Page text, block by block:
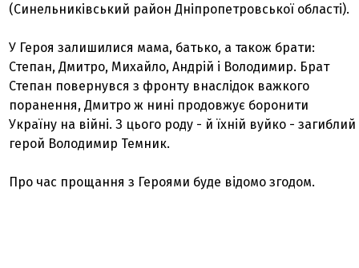
(Синельниківський район Дніпропетровської області).
У Героя залишилися мама, батько, а також брати:
Степан, Дмитро, Михайло, Андрій і Володимир. Брат
Степан повернувся з фронту внаслідок важкого
поранення, Дмитро ж нині продовжує боронити
Україну на війні. З цього роду - й їхній вуйко - загиблий
герой Володимир Темник.
Про час прощання з Героями буде відомо згодом.